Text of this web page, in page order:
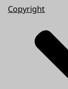
Copyright